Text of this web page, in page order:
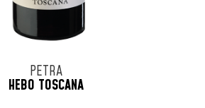
PETRA
HEBO TOSCANA